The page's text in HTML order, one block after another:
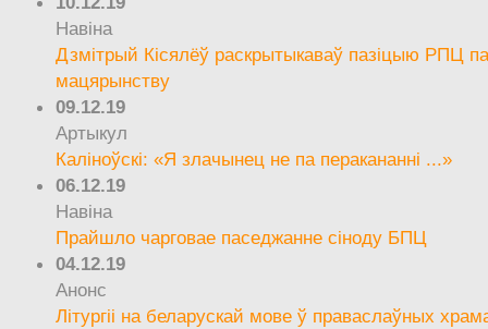
Навіна
Дзмітрый Кісялёў раскрытыкаваў пазіцыю РПЦ
мацярынству
09.12.19
Артыкул
Каліноўскі: «Я злачынец не па перакананні ...»
06.12.19
Навіна
Прайшло чарговае паседжанне сіноду БПЦ
04.12.19
Анонс
Літургіі на беларускай мове ў праваслаўных